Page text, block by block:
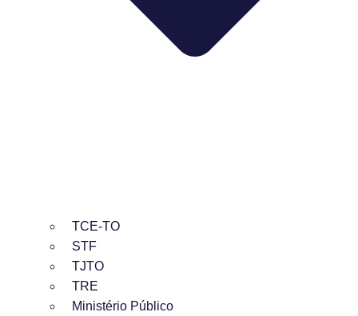
TCE-TO
STF
TJTO
TRE
Ministério Público